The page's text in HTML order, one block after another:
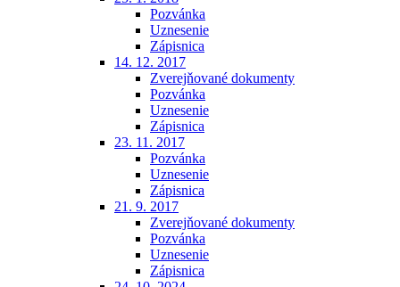
Pozvánka
Uznesenie
Zápisnica
14. 12. 2017
Zverejňované dokumenty
Pozvánka
Uznesenie
Zápisnica
23. 11. 2017
Pozvánka
Uznesenie
Zápisnica
21. 9. 2017
Zverejňované dokumenty
Pozvánka
Uznesenie
Zápisnica